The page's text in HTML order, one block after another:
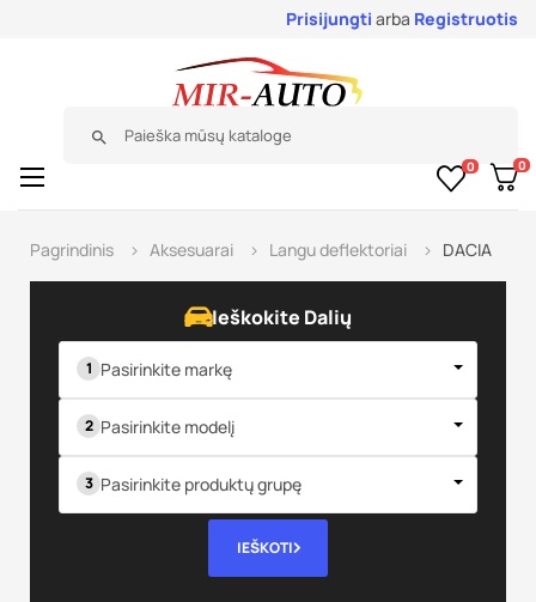
Prisijungti arba Registruotis
search
0 0
Toggle
navigation
☰
Pagrindinis Aksesuarai Langu deflektoriai DACIA
Ieškokite Dalių
Pasirinkite markę
Pasirinkite modelį
Pasirinkite produktų grupę
IEŠKOTI